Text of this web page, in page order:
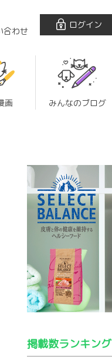
合わせ
ログイン
画 みんなのブログ
掲載数ランキング